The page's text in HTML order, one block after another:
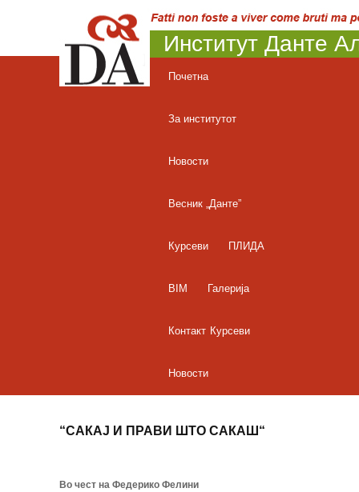
Институт Данте
Почетна
За институтот
Новости
Весник „Данте”
Курсеви ПЛИДА
BIM Галерија
Контакт Курсеви
Новости
“САКАЈ И ПРАВИ ШТО САКАШ“
Во чест на Федерико Фелини